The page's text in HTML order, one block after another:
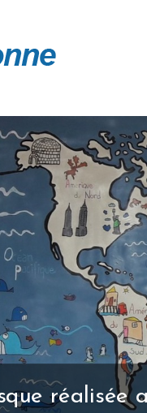
réalisée